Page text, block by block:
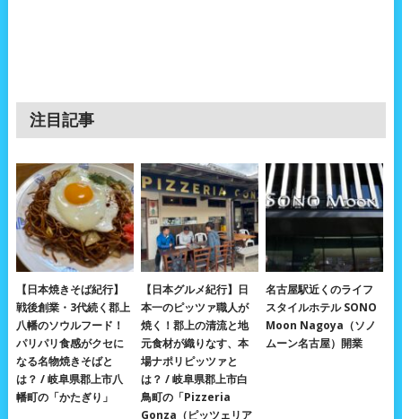
注目記事
【日本焼きそば紀行】
戦後創業・3代続く郡上
八幡のソウルフード！
パリパリ食感がクセに
なる名物焼きそばと
は？ / 岐阜県郡上市八
幡町の「かたぎり」
【日本グルメ紀行】日
本一のピッツァ職人が
焼く！郡上の清流と地
元食材が織りなす、本
場ナポリピッツァと
は？ / 岐阜県郡上市白
鳥町の「Pizzeria
Gonza（ピッツェリア
名古屋駅近くのライフ
スタイルホテル SONO
Moon Nagoya（ソノ
ムーン名古屋）開業